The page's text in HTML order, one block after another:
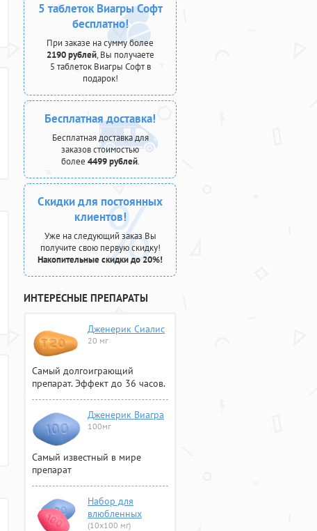
5 таблеток Виагры Софт
бесплатно!
При заказе на сумму более
2190 рублей, Вы получаете
5 таблеток Виагры Софт в
подарок!
Бесплатная доставка!
Бесплатная доставка для
заказов стоимостью
более 4499 рублей.
Скидки для постоянных
клиентов!
Уже на следующий заказ Вы
получите свою первую скидку!
Накопительные скидки до 20%!
ИНТЕРЕСНЫЕ ПРЕПАРАТЫ
Дженерик Сиалис
20 мг
Самый долгоиграющий
препарат. Эффект до 36 часов.
Дженерик Виагра
100мг
Самый известный в мире
препарат
Набор для
влюбленных
(10х100 мг)